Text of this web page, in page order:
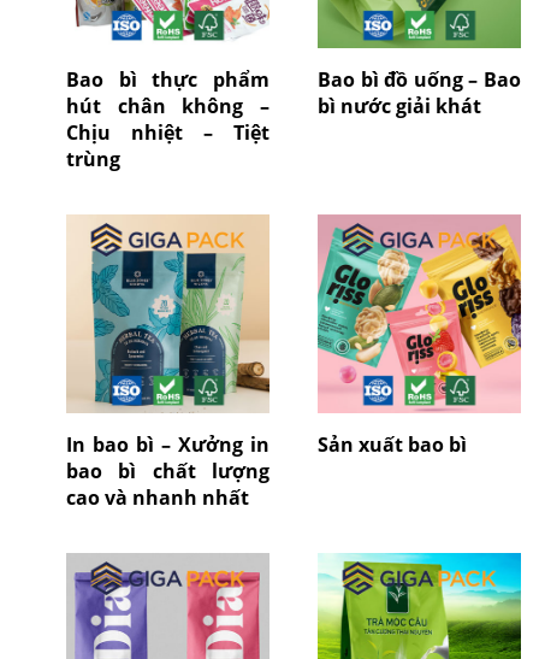
Bao bì thực phẩm
hút chân không –
Chịu nhiệt – Tiệt
trùng
Bao bì đồ uống – Bao
bì nước giải khát
In bao bì – Xưởng in
bao bì chất lượng
cao và nhanh nhất
Sản xuất bao bì